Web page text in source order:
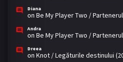
Diana
on Be My Player Two /
Andra
on Be My Player Two /
Dreea
on Knot / Legăturile destinului